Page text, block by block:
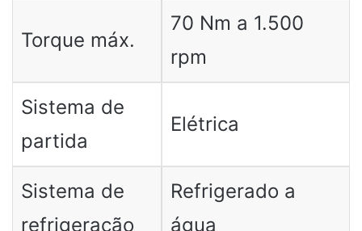
Torque máx.
70 Nm a 1.500
rpm
Sistema de
partida
Elétrica
Sistema de
refrigeração
Refrigerado a
água